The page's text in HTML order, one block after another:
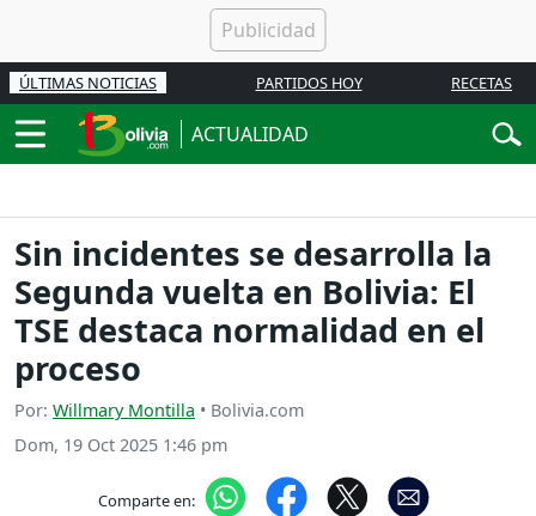
ÚLTIMAS NOTICIAS PARTIDOS HOY RECETAS
ACTUALIDAD
Sin incidentes se desarrolla la
Segunda vuelta en Bolivia: El
TSE destaca normalidad en el
proceso
Por: Willmary Montilla • Bolivia.com
Dom, 19 Oct 2025 1:46 pm
Comparte en: